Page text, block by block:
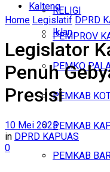
RELIGI
Iklan
Kamis, Agustus 6, 2026
Kalteng
PEMPROV
PEMKO
PEMKAB
PEMKAB
PEMKAB
Home Legislatif DPRD
Legislator
Penuh
Presisi
10 Mei 2025
in DPRD KAPUAS
0